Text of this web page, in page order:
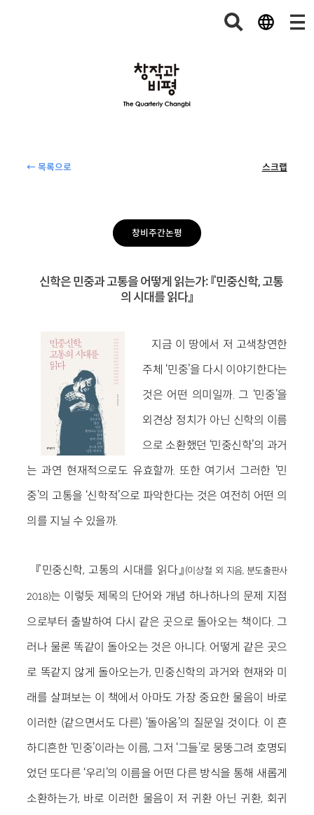
← 목록으로 스크랩
창비주간논평
신학은 민중과 고통을 어떻게 읽는가: 『민중신학, 고통
의 시대를 읽다』
지금 이 땅에서 저 고색창연한
주체 ‘민중’을 다시 이야기한다는
것은 어떤 의미일까. 그 ‘민중’을
외견상 정치가 아닌 신학의 이름
으로 소환했던 ‘민중신학’의 과거
는 과연 현재적으로도 유효할까. 또한 여기서 그러한 ‘민
중’의 고통을 ‘신학적’으로 파악한다는 것은 여전히 어떤 의
의를 지닐 수 있을까.
『민중신학, 고통의 시대를 읽다』(이상철 외 지음, 분도출판사
2018)는 이렇듯 제목의 단어와 개념 하나하나의 문제 지점
으로부터 출발하여 다시 같은 곳으로 돌아오는 책이다. 그
러나 물론 똑같이 돌아오는 것은 아니다. 어떻게 같은 곳으
로 똑같지 않게 돌아오는가, 민중신학의 과거와 현재와 미
래를 살펴보는 이 책에서 아마도 가장 중요한 물음이 바로
이러한 (같으면서도 다른) ‘돌아옴’의 질문일 것이다. 이 흔
하디흔한 ‘민중’이라는 이름, 그저 ‘그들’로 뭉뚱그려 호명되
었던 또다른 ‘우리’의 이름을 어떤 다른 방식을 통해 새롭게
소환하는가, 바로 이러한 물음이 저 귀환 아닌 귀환, 회귀